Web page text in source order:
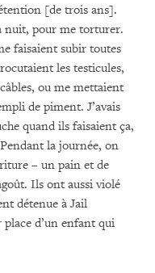
[de trois ans].
nuit, pour me torturer.
faisaient subir toutes
les testicules,
ou me mettaient
de piment. J’avais
quand ils faisaient ça,
la journée, on
– un pain et de
Ils ont aussi violé
détenue à Jail
place d’un enfant qui